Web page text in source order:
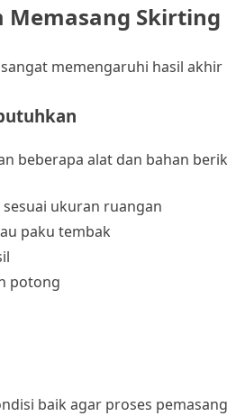
Memasang Skirting
memengaruhi hasil
beberapa alat dan bahan
ukuran ruangan
paku tembak
potong
baik agar proses